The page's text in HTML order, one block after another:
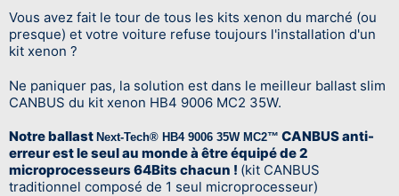
Vous avez fait le tour de tous les kits xenon du marché (ou
presque) et votre voiture refuse toujours l'installation d'un
kit xenon ?
Ne paniquer pas, la solution est dans le meilleur ballast slim
CANBUS du kit xenon HB4 9006 MC2 35W.
Notre ballast Next-Tech® HB4 9006 35W MC2™ CANBUS anti-
erreur est le seul au monde à être équipé de 2
microprocesseurs 64Bits chacun ! (kit CANBUS
traditionnel composé de 1 seul microprocesseur)